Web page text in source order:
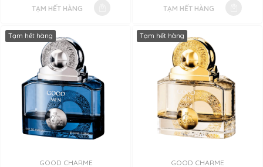
TẠM HẾT HÀNG TẠM HẾT HÀNG
Tạm hết hàng
GOOD CHARME
Tạm hết hàng
GOOD CHARME